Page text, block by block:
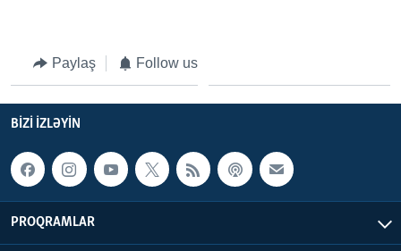
Paylaş Follow us
BIZI IZLƏYIN
PROQRAMLAR